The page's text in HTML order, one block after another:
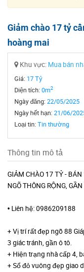
Giảm chào 17 tỷ
hoàng mai
Khu vực: Mua bán
Giá: 17 Tỷ
Diện tích:0m2
Ngày đăng:22/05/2025
Ngày hết hạn:21/06/
Loại tin:Tin thường
Thông tin mô tả
GIẢM CHÀO 17 TỶ -
NGÕ THÔNG RỘNG,
• Liên hệ: 0986209188
+ Vị trí rất đẹp ngõ 88
3 giác tránh, gần ô tô.
+ Hiện trạng nhà cấp 4,
+ Sổ đỏ vuông đẹp giao